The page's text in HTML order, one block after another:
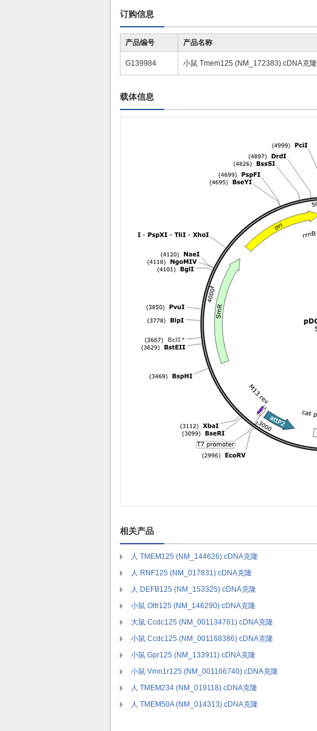
订购信息
产品编号 产品名称
G139984 小鼠 Tmem125 (NM_172383) cDNA克隆
载体信息
相关产品
人 TMEM125 (NM_144626) cDNA克隆
人 RNF125 (NM_017831) cDNA克隆
人 DEFB125 (NM_153325) cDNA克隆
小鼠 Olfr125 (NM_146290) cDNA克隆
大鼠 Ccdc125 (NM_001134761) cDNA克隆
小鼠 Ccdc125 (NM_001168386) cDNA克隆
小鼠 Gpr125 (NM_133911) cDNA克隆
小鼠 Vmn1r125 (NM_001166740) cDNA克隆
人 TMEM234 (NM_019118) cDNA克隆
人 TMEM50A (NM_014313) cDNA克隆